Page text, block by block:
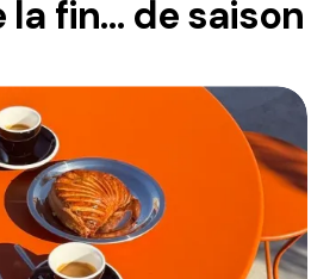
la fin… de saison